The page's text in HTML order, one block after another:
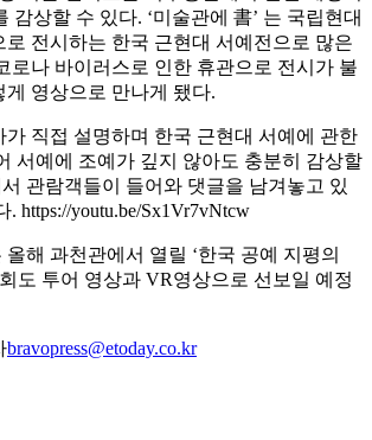
감상할 수 있다. ‘미술관에 書’ 는 국립현대
로 전시하는 한국 근현대 서예전으로 많은
로나 바이러스로 인한 휴관으로 전시가 불
영상으로 만나게 됐다.
가 직접 설명하며 한국 근현대 서예에 관한
서예에 조예가 깊지 않아도 충분히 감상할
관람객들이 들어와 댓글을 남겨놓고 있
https://youtu.be/Sx1Vr7vNtcw
해 과천관에서 열릴 ‘한국 공예 지평의
도 투어 영상과 VR영상으로 선보일 예정
bravopress@etoday.co.kr